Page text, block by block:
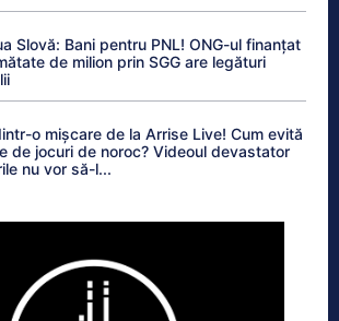
Slovă: Bani pentru PNL! ONG-ul finanțat
de milion prin SGG are legături
o mișcare de la Arrise Live! Cum evită
de jocuri de noroc? Videoul devastator
nu vor să-l...